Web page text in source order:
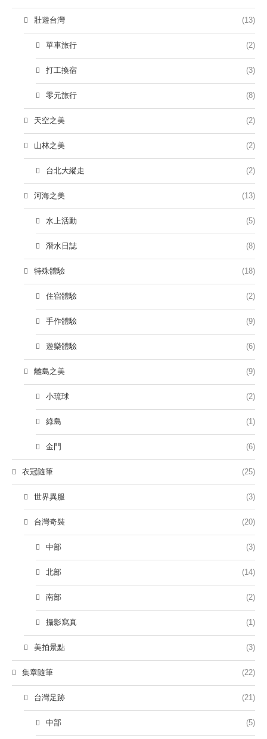
壯遊台灣 (13)
單車旅行 (2)
打工換宿 (3)
零元旅行 (8)
天空之美 (2)
山林之美 (2)
台北大縱走 (2)
河海之美 (13)
水上活動 (5)
潛水日誌 (8)
特殊體驗 (18)
住宿體驗 (2)
手作體驗 (9)
遊樂體驗 (6)
離島之美 (9)
小琉球 (2)
綠島 (1)
金門 (6)
衣冠隨筆 (25)
世界異服 (3)
台灣奇裝 (20)
中部 (3)
北部 (14)
南部 (2)
攝影寫真 (1)
美拍景點 (3)
集章隨筆 (22)
台灣足跡 (21)
中部 (5)